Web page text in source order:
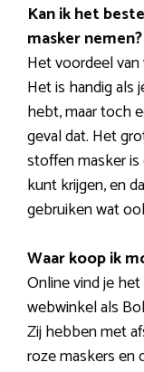
Kan ik het
masker nemen?
Het voordeel
Het is handig als
hebt, maar toch
geval dat. Het
stoffen masker
kunt krijgen, en
gebruiken wat
Waar koop ik
Online vind je
webwinkel als
Zij hebben met
roze maskers en